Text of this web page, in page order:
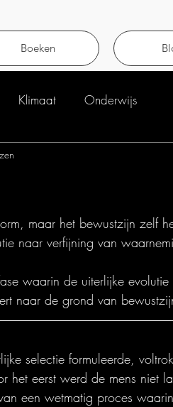
Boeken
Klimaat Onderwijs
maar het bewustzijn zelf
naar verfijning van
waarin de uiterlijke
naar de grond van
selectie formuleerde,
het eerst werd de mens niet
een wetmatig proces